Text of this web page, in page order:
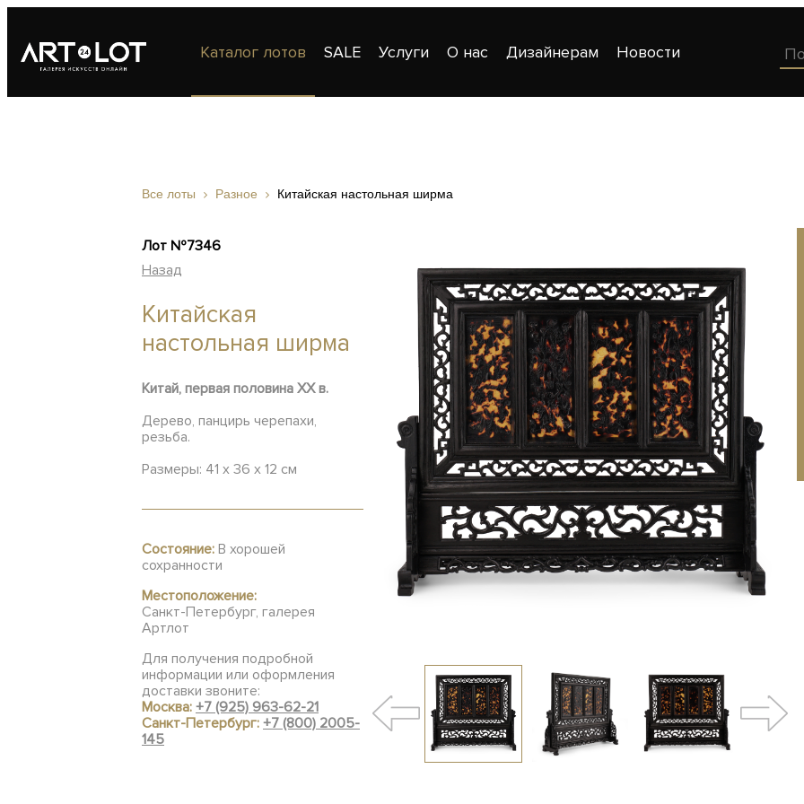
Каталог лотов SALE Услуги О нас Дизайнерам Новости
Все лоты Разное Китайская настольная ширма
Лот №7346
Назад
Китайская
настольная ширма
Китай, первая половина XX в.
Дерево, панцирь черепахи,
резьба.
Размеры: 41 х 36 х 12 см
Состояние: В хорошей
сохранности
Местоположение:
Санкт-Петербург, галерея
Артлот
Для получения подробной
информации или оформления
доставки звоните:
Москва: +7 (925) 963-62-21
Санкт-Петербург: +7 (800) 2005-
145